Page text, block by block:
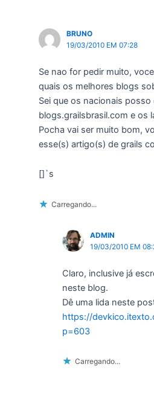
BRUNO
19/03/2010 EM 07:28
Se nao for pedir muito,
quais os melhores blogs
Sei que os nacionais
blogs.grailsbrasil.com e os
Pocha vai ser muito bom,
esse(s) artigo(s) de grails
[]`s
Carregando...
ADMIN
19/03/2010 EM
Claro, inclusive já
neste blog.
Dê uma lida neste
https://
p=603
Carregando...